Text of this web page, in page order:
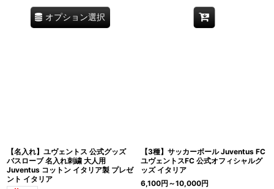
オプション選択
【名入れ】ユヴェントス 公式グッズ
バスローブ 名入れ刺繍 大人用
Juventus コットン イタリア製 プレゼ
ント イタリア
【3種】サッカーボール Juventus FC
ユヴェントスFC 公式オフィシャルグ
ッズ イタリア
6,100円 ～10,000円